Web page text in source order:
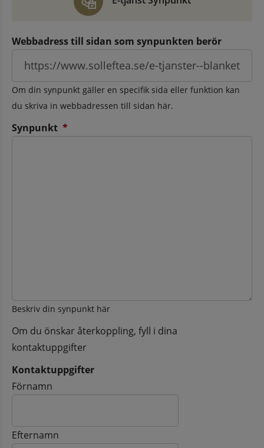
Webbadress till sidan som synpunkten berör
Om din synpunkt gäller en specifik sida eller funktion kan
du skriva in webbadressen till sidan här.
Synpunkt *
Beskriv din synpunkt här
Om du önskar återkoppling, fyll i dina
kontaktuppgifter
Kontaktuppgifter
Kontaktuppgifter
Förnamn
Efternamn